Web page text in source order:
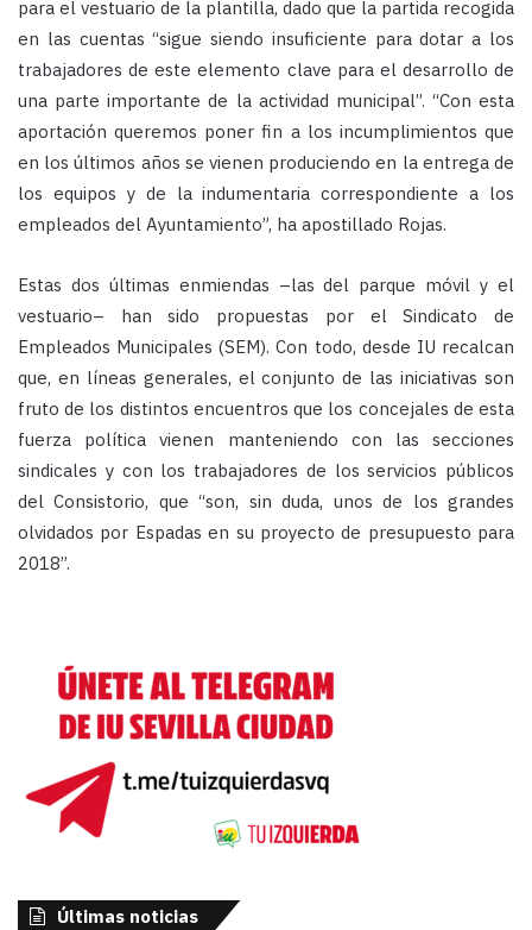
para el vestuario de la plantilla, dado que la partida recogida
en las cuentas “sigue siendo insuficiente para dotar a los
trabajadores de este elemento clave para el desarrollo de
una parte importante de la actividad municipal”. “Con esta
aportación queremos poner fin a los incumplimientos que
en los últimos años se vienen produciendo en la entrega de
los equipos y de la indumentaria correspondiente a los
empleados del Ayuntamiento”, ha apostillado Rojas.
Estas dos últimas enmiendas –las del parque móvil y el
vestuario– han sido propuestas por el Sindicato de
Empleados Municipales (SEM). Con todo, desde IU recalcan
que, en líneas generales, el conjunto de las iniciativas son
fruto de los distintos encuentros que los concejales de esta
fuerza política vienen manteniendo con las secciones
sindicales y con los trabajadores de los servicios públicos
del Consistorio, que “son, sin duda, unos de los grandes
olvidados por Espadas en su proyecto de presupuesto para
2018”.
Últimas noticias